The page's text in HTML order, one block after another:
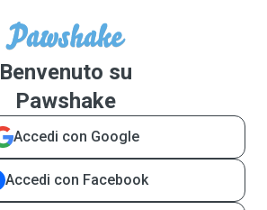
Benvenuto su
Pawshake
Accedi con Google
Accedi con Facebook